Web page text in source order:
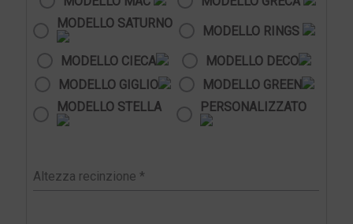
MODELLO SATURNO
MODELLO RINGS
MODELLO CIECA
MODELLO DECO
MODELLO GIGLIO
MODELLO GREEN
MODELLO STELLA
PERSONALIZZATO